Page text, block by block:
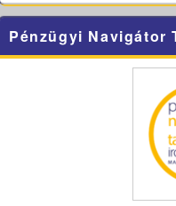
Pénzügyi Navigátor